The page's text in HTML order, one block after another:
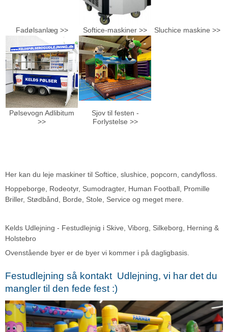
Fadølsanlæg >> Softice-maskiner >> Sluchice maskine >>
Pølsevogn Adlibitum
>>
Sjov til festen -
Forlystelse >>
Her kan du leje maskiner til Softice, slushice, popcorn, candyfloss.
Hoppeborge, Rodeotyr, Sumodragter, Human Football, Promille
Briller, Stødbånd, Borde, Stole, Service og meget mere.
Kelds Udlejning - Festudlejnig i Skive, Viborg, Silkeborg, Herning &
Holstebro
Ovenstående byer er de byer vi kommer i på dagligbasis.
Festudlejning så kontakt Udlejning, vi har det du
mangler til den fede fest :)